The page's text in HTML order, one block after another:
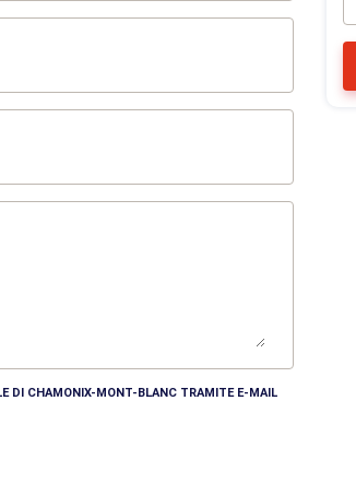
DI CHAMONIX-MONT-BLANC TRAMITE E-MAIL